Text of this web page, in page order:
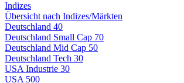
Indizes
Übersicht nach Indizes/Märkten
Deutschland 40
Deutschland Small Cap 70
Deutschland Mid Cap 50
Deutschland Tech 30
USA Industrie 30
USA 500